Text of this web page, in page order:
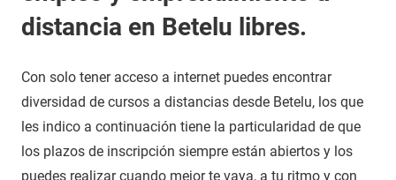
distancia en Betelu libres.
Con solo tener acceso a internet puedes encontrar
diversidad de cursos a distancias desde Betelu, los que
les indico a continuación tiene la particularidad de que
los plazos de inscripción siempre están abiertos y los
puedes realizar cuando mejor te vaya, a tu ritmo y con